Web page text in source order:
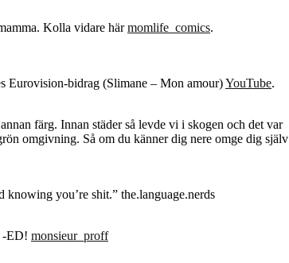
Kolla vidare härmomlife_comics.
Eurovision-bidrag (Slimane – Mon amour)YouTube.
färg. Innan städer så levde vi i skogen och det var
omgivning. Så om du känner dig nere omge dig själv
you’re shit.” the.language.nerds
-ED! monsieur_proff